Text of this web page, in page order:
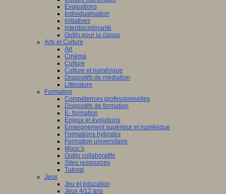
Evaluations
Individualisation
Initiatives
Interdisciplinarité
Outils pour la classe
Arts et Culture
Art
Cinéma
Culture
Culture et numérique
Dispositifs de médiation
Littérature
Formation
Compétences professionnelles
Dispositifs de formation
E- formation
Enjeux et évolutions
Enseignement supérieur et numérique
Formations hybrides
Formation universitaire
Mooc’s
Outils collaboratifs
Sites ressources
Tutorat
Jeux
Jeu et éducation
Jeux 4/12 ans